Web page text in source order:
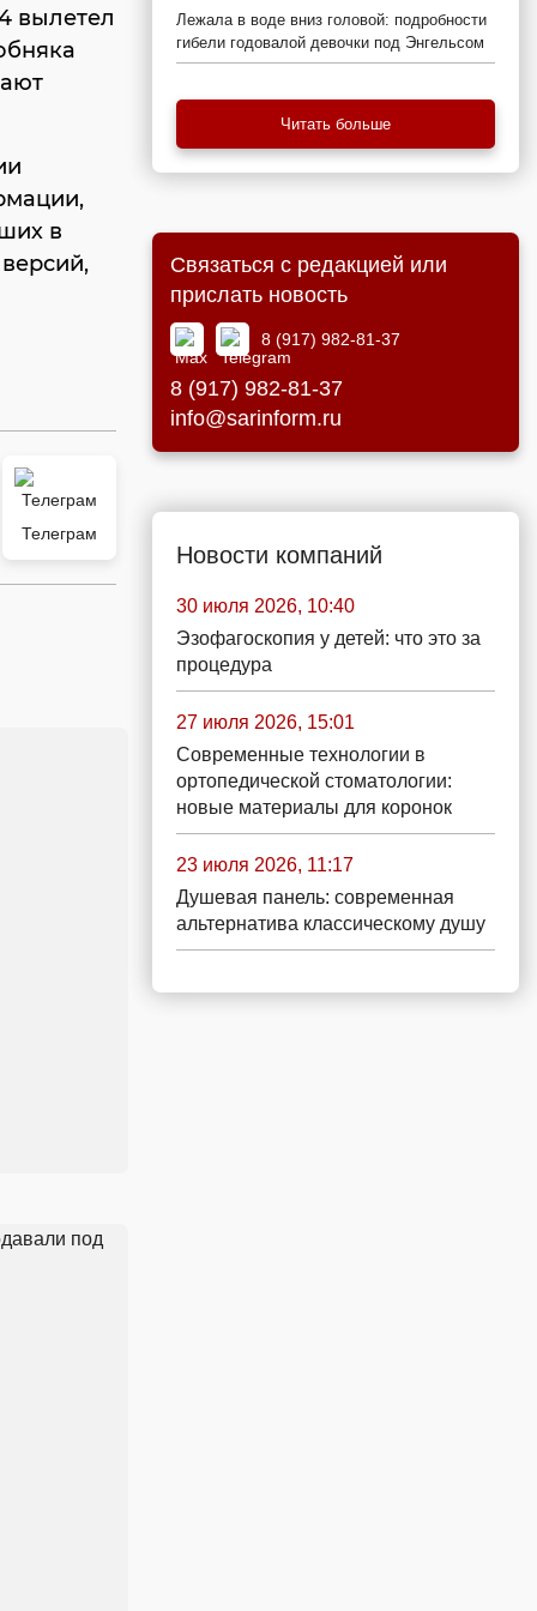
вылетел
в
Телеграм
Лежала в воде вниз головой: подробности
гибели годовалой девочки под Энгельсом
Читать больше
Связаться с редакцией или
прислать новость
8 (917) 982-81-37
8 (917) 982-81-37
info@sarinform.ru
Новости компаний
30 июля 2026, 10:40
Эзофагоскопия у детей: что это за
процедура
27 июля 2026, 15:01
Современные технологии в
ортопедической стоматологии:
новые материалы для коронок
23 июля 2026, 11:17
Душевая панель: современная
альтернатива классическому душу